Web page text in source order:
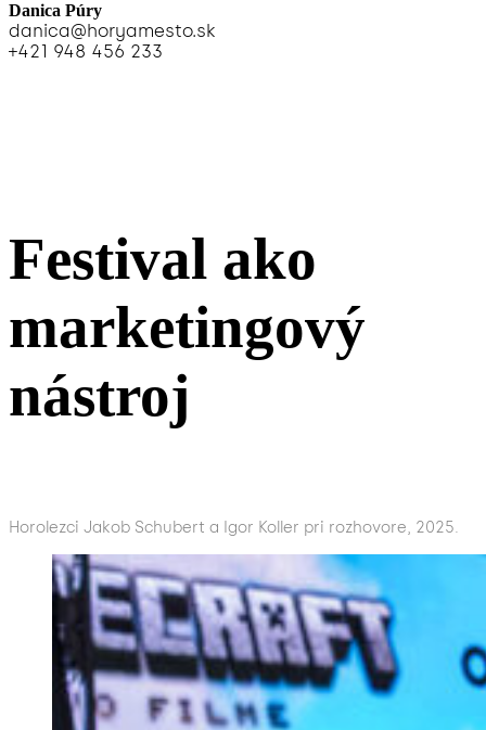
Danica Púry
danica@horyamesto.sk
+421 948 456 233
Festival ako
marketingový
nástroj
Horolezci Jakob Schubert a Igor Koller pri rozhovore, 2025.